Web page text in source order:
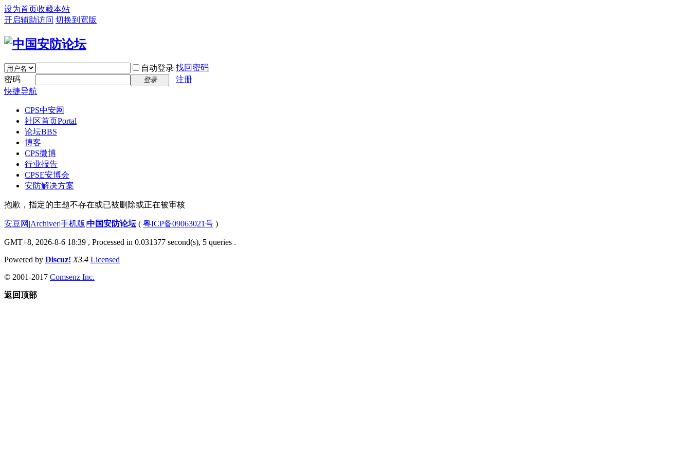
设为首页收藏本站
开启辅助访问 切换到宽版
自动登录 找回密码
密码
登录
注册
快捷导航
CPS中安网
社区首页Portal
论坛BBS
博客
CPS微博
行业报告
CPSE安博会
安防解决方案
抱歉，指定的主题不存在或已被删除或正在被审核
安豆网 |Archiver|手机版|中国安防论坛( 粤ICP备09063021号 )
GMT+8, 2026-8-6 18:39 , Processed in 0.031377 second(s), 5 queries .
Powered by Discuz! X3.4 Licensed
© 2001-2017 Comsenz Inc.
返回顶部